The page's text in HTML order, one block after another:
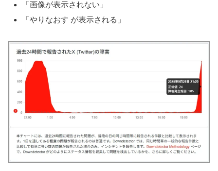
「画像が表示されない」
「やりなおす が表示される」